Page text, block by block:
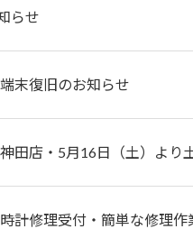
らせ
末復旧のお知らせ
神田店・5月16日（土）より
計修理受付・簡単な修理作